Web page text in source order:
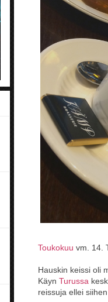
Toukokuu vm. 14.
Hauskin keissi oli
Käyn Turussa
reissuja ellei